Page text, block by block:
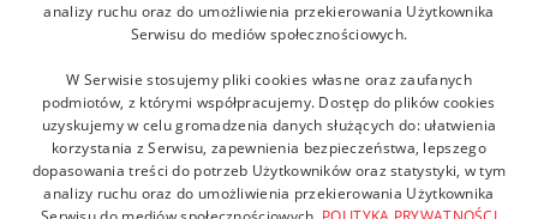
analizy ruchu oraz do umożliwienia przekierowania Użytkownika
Serwisu do mediów społecznościowych.
W Serwisie stosujemy pliki cookies własne oraz zaufanych
podmiotów, z którymi współpracujemy. Dostęp do plików cookies
uzyskujemy w celu gromadzenia danych służących do: ułatwienia
korzystania z Serwisu, zapewnienia bezpieczeństwa, lepszego
dopasowania treści do potrzeb Użytkowników oraz statystyki, w tym
analizy ruchu oraz do umożliwienia przekierowania Użytkownika